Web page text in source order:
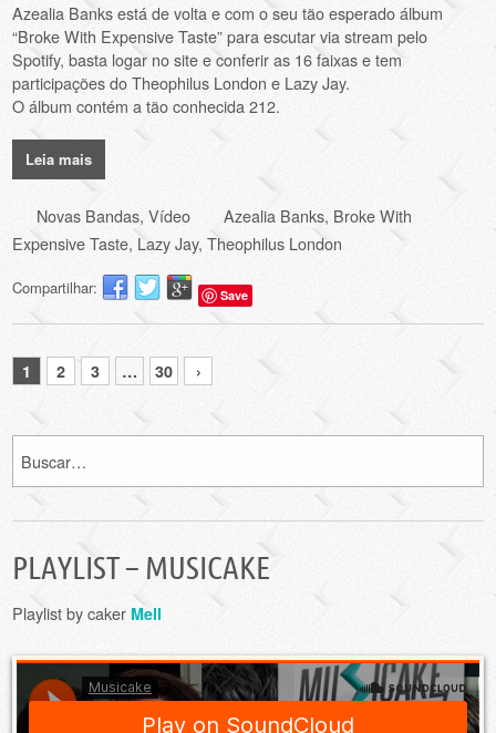
Azealia Banks está de volta e com o seu tão esperado álbum
“Broke With Expensive Taste” para escutar via stream pelo
Spotify, basta logar no site e conferir as 16 faixas e tem
participações do Theophilus London e Lazy Jay.
O álbum contém a tão conhecida 212.
Leia mais
Novas Bandas,Vídeo Azealia Banks, Broke With
Expensive Taste, Lazy Jay,Theophilus London
Compartilhar: Save
1 2 3 … 30 ›
PLAYLIST – MUSICAKE
Playlist by cakerMell